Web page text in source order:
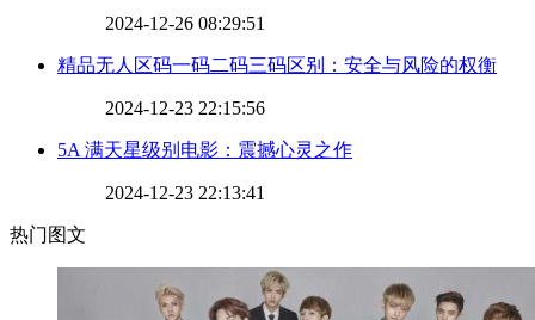
2024-12-26 08:29:51
​精品无人区码一码二码三码区别：安全与风险的权衡
2024-12-23 22:15:56
​5A 满天星级别电影：震撼心灵之作
2024-12-23 22:13:41
热门图文